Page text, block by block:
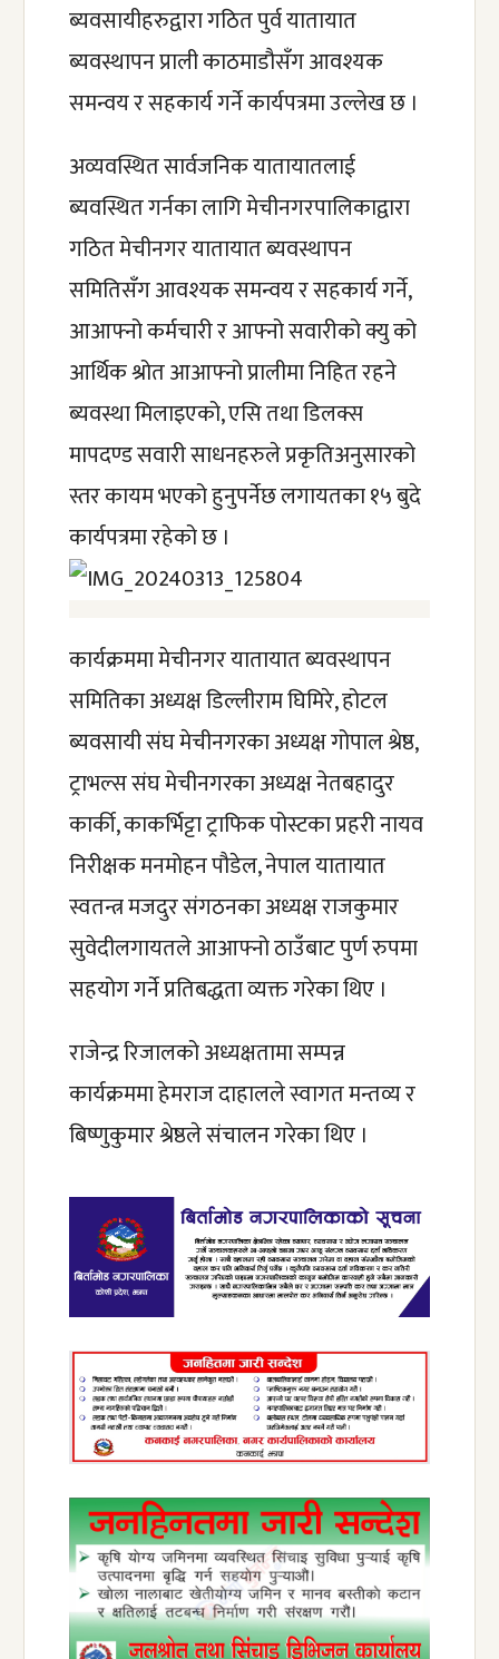
ब्यवसायीहरुद्वारा गठित पुर्व यातायात
ब्यवस्थापन प्राली काठमाडौसँग आवश्यक
समन्वय र सहकार्य गर्ने कार्यपत्रमा उल्लेख छ ।
अव्यवस्थित सार्वजनिक यातायातलाई
ब्यवस्थित गर्नका लागि मेचीनगरपालिकाद्वारा
गठित मेचीनगर यातायात ब्यवस्थापन
समितिसँग आवश्यक समन्वय र सहकार्य गर्ने,
आआफ्नो कर्मचारी र आफ्नो सवारीको क्यु को
आर्थिक श्रोत आआफ्नो प्रालीमा निहित रहने
ब्यवस्था मिलाइएको, एसि तथा डिलक्स
मापदण्ड सवारी साधनहरुले प्रकृतिअनुसारको
स्तर कायम भएको हुनुपर्नेछ लगायतका १५ बुदे
कार्यपत्रमा रहेको छ ।
कार्यक्रममा मेचीनगर यातायात ब्यवस्थापन
समितिका अध्यक्ष डिल्लीराम घिमिरे, होटल
ब्यवसायी संघ मेचीनगरका अध्यक्ष गोपाल श्रेष्ठ,
ट्राभल्स संघ मेचीनगरका अध्यक्ष नेतबहादुर
कार्की, काकर्भिट्टा ट्राफिक पोस्टका प्रहरी नायव
निरीक्षक मनमोहन पौडेल, नेपाल यातायात
स्वतन्त्र मजदुर संगठनका अध्यक्ष राजकुमार
सुवेदीलगायतले आआफ्नो ठाउँबाट पुर्ण रुपमा
सहयोग गर्ने प्रतिबद्धता व्यक्त गरेका थिए ।
राजेन्द्र रिजालको अध्यक्षतामा सम्पन्न
कार्यक्रममा हेमराज दाहालले स्वागत मन्तव्य र
बिष्णुकुमार श्रेष्ठले संचालन गरेका थिए ।